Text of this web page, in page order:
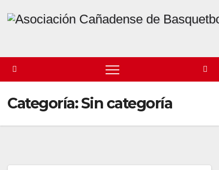
Categoría:Sin categoría